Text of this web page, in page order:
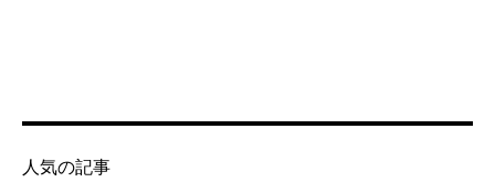
人気の記事